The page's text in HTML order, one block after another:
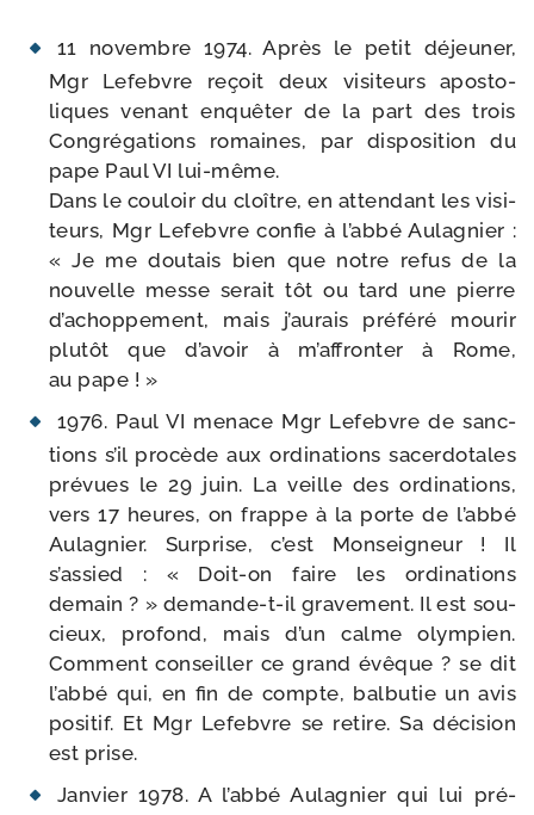
11 novembre 1974. Après le petit déjeu­ner,
Mgr Lefebvre reçoit deux visi­teurs apos­to­
liques venant enquê­ter de la part des trois
Congrégations romaines, par dis­po­si­tion du
pape Paul VI lui-​même.
Dans le cou­loir du cloître, en atten­dant les visi­
teurs, Mgr Lefebvre confie à l’ab­bé Aulagnier :
« Je me dou­tais bien que notre refus de la
nou­velle messe serait tôt ou tard une pierre
d’a­chop­pe­ment, mais j’au­rais pré­fé­ré mou­rir
plu­tôt que d’a­voir à m’af­fron­ter à Rome,
au pape ! »
1976. Paul VI menace Mgr Lefebvre de sanc­
tions s’il pro­cède aux ordi­na­tions sacer­do­tales
pré­vues le 29 juin. La veille des ordi­na­tions,
vers 17 heures, on frappe à la porte de l’abbé
Aulagnier. Surprise, c’est Monseigneur ! Il
s’assied : « Doit-​on faire les ordi­na­tions
demain ? » demande-​t-​il gra­ve­ment. Il est sou­
cieux, pro­fond, mais d’un calme olym­pien.
Comment conseiller ce grand évêque ? se dit
l’abbé qui, en fin de compte, bal­bu­tie un avis
posi­tif. Et Mgr Lefebvre se retire. Sa déci­sion
est prise.
Janvier 1978. A l’ab­bé Aulagnier qui lui pré­